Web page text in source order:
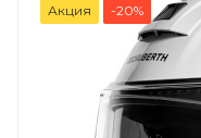
Акция -20%